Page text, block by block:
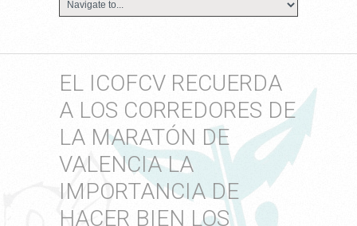
EL ICOFCV RECUERDA
A LOS CORREDORES DE
LA MARATÓN DE
VALENCIA LA
IMPORTANCIA DE
HACER BIEN LOS